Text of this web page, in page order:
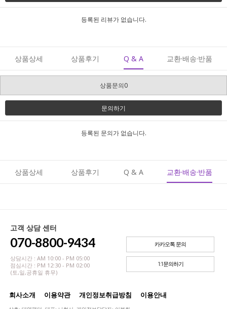
등록된 리뷰가 없습니다.
상품상세 상품후기 Q & A 교환·배송·반품
상품문의0
문의하기
등록된 문의가 없습니다.
상품상세 상품후기 Q & A 교환·배송·반품
고객 상담 센터
070-8800-9434
상담시간 : AM 10:00 - PM 05:00
점심시간 : PM 12:30 - PM 02:00
(토,일,공휴일 휴무)
카카오톡 문의
1:1문의하기
회사소개 이용약관 개인정보취급방침 이용안내